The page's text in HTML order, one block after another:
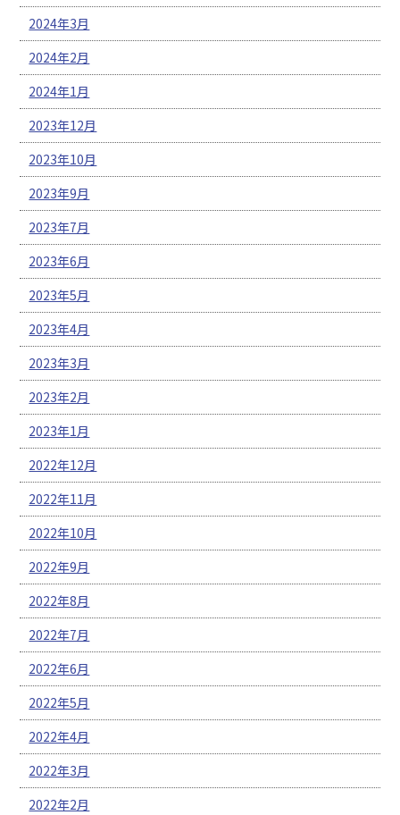
2024年3月
2024年2月
2024年1月
2023年12月
2023年10月
2023年9月
2023年7月
2023年6月
2023年5月
2023年4月
2023年3月
2023年2月
2023年1月
2022年12月
2022年11月
2022年10月
2022年9月
2022年8月
2022年7月
2022年6月
2022年5月
2022年4月
2022年3月
2022年2月